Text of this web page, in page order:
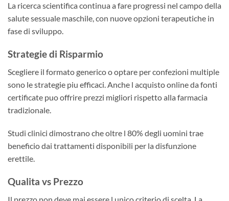
La ricerca scientifica continua a fare progressi nel campo della
salute sessuale maschile, con nuove opzioni terapeutiche in
fase di sviluppo.
Strategie di Risparmio
Scegliere il formato generico o optare per confezioni multiple
sono le strategie piu efficaci. Anche l acquisto online da fonti
certificate puo offrire prezzi migliori rispetto alla farmacia
tradizionale.
Studi clinici dimostrano che oltre l 80% degli uomini trae
beneficio dai trattamenti disponibili per la disfunzione
erettile.
Qualita vs Prezzo